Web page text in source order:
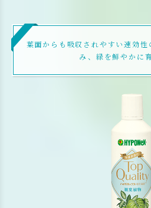
葉面からも吸収されやすい速効
み、緑を鮮やかに